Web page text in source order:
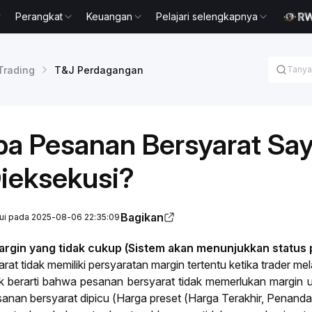
Perangkat Keuangan Pelajari selengkapnya
T&J Perdagangan
Pesanan Bersyarat
pada 2025-08-06 22:35:09 Bagikan
yang tidak cukup (Sistem akan menunjukkan status
tidak memiliki persyaratan margin tertentu ketika trader
berarti bahwa pesanan bersyarat tidak memerlukan margin
bersyarat dipicu (Harga preset (Harga Terakhir,